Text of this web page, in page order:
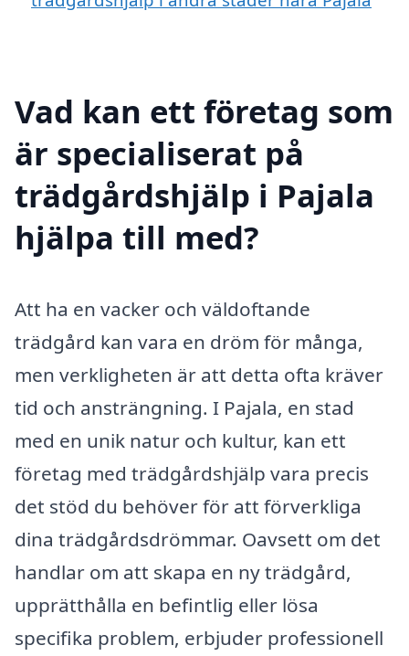
Vad kan ett företag som
är specialiserat på
trädgårdshjälp i Pajala
hjälpa till med?
Att ha en vacker och väldoftande
trädgård kan vara en dröm för många,
men verkligheten är att detta ofta kräver
tid och ansträngning. I Pajala, en stad
med en unik natur och kultur, kan ett
företag med trädgårdshjälp vara precis
det stöd du behöver för att förverkliga
dina trädgårdsdrömmar. Oavsett om det
handlar om att skapa en ny trädgård,
upprätthålla en befintlig eller lösa
specifika problem, erbjuder professionell